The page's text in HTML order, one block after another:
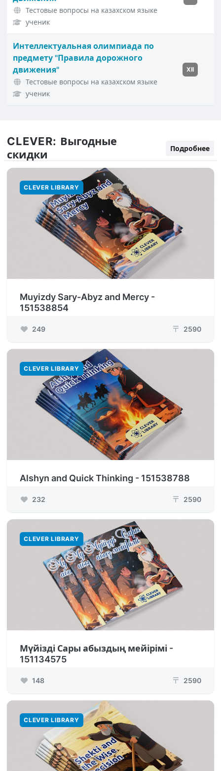
Тестовые вопросы на казахском языке
ученик
Интеллектуальная олимпиада по
предмету "Правила дорожного
движения"
Тестовые вопросы на казахском языке
ученик
XII
CLEVER: Выгодные
скидки
Подробнее
CLEVER LIBRARY
Muyizdy Sary-Abyz and Mercy -
151538854
249 ₸ 2590
CLEVER LIBRARY
Alshyn and Quick Thinking - 151538788
232 ₸ 2590
CLEVER LIBRARY
Мүйізді Сары абыздың мейірімі -
151134575
148 ₸ 2590
CLEVER LIBRARY